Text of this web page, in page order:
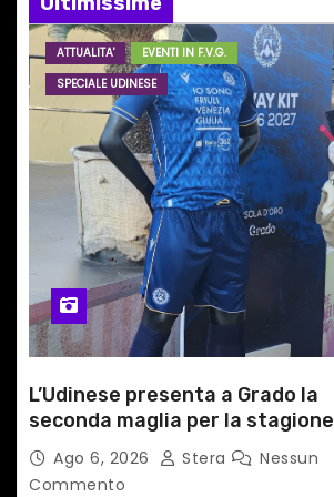
i
o
n
e
a
t
i
c
o
l
ATTUALITA'
EVENTI IN F.V.G.
SPECIALE UDINESE
L’Udinese presenta a Grado la
seconda maglia per la stagione
2026/27
Ago 6, 2026 Stera
Nessun
Commento